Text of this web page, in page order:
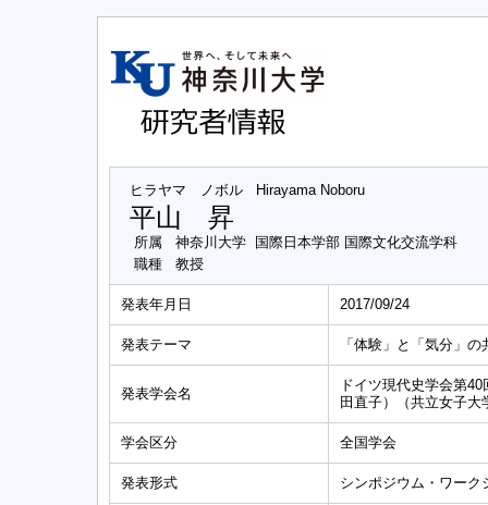
ヒラヤマ ノボル Hirayama Noboru
平山 昇
所属
神奈川大学 国際日本学部 国際文化交流学科
職種
教授
発表年月日 2017/09/24
発表テーマ 「体験」と「気分」
発表学会名
ドイツ現代史学会第
田直子）（共立女子大
学会区分 全国学会
発表形式 シンポジウム・ワーク